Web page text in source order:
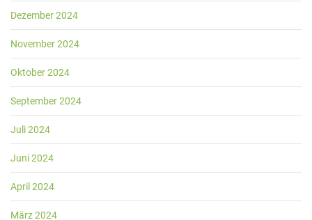
Dezember 2024
November 2024
Oktober 2024
September 2024
Juli 2024
Juni 2024
April 2024
März 2024